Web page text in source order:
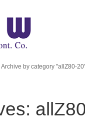
Archive by category "allZ80-